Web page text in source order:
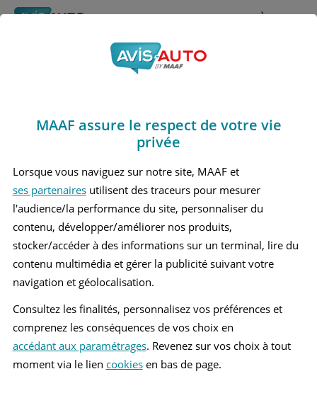
Rechercher À propos
Obtenir un devis d'assurance auto MAAF
Avis Mercedes benz
Cla180 Berline (2013 -
2019)
Recherche d'un véhicule
Comparer deux véhicules
MAAF assure le respect de votre vie
privée
Lorsque vous naviguez sur notre site, MAAF et
ses partenairesutilisent des traceurs pour mesurer
l'audience/la performance du site, personnaliser du
contenu, développer/améliorer nos produits,
stocker/accéder à des informations sur un terminal, lire du
contenu multimédia et gérer la publicité suivant votre
navigation et géolocalisation.
Consultez les finalités, personnalisez vos préférences et
comprenez les conséquences de vos choix en
accédant aux paramétrages. Revenez sur vos choix à tout
moment via le lien cookiesen bas de page.